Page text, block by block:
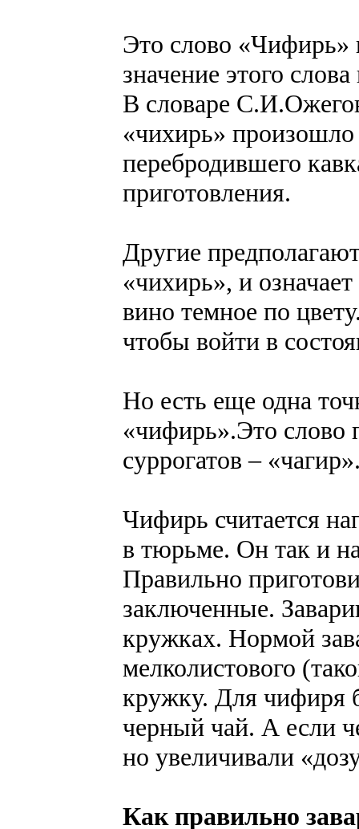
Это слово «Чифирь»
значение этого
В словаре
«чихирь» произошло
перебродившего
приготовления.
Другие
«чихирь», и
вино темное по
чтобы войти в
Но есть еще одна
«чифирь».Это слово
суррогатов –
Чифирь считается
в тюрьме. Он так и
Правильно
заключенные.
кружках. Нормой
мелколистового
кружку. Для чифиря
черный чай. А если
но увеличивали
Как правильно